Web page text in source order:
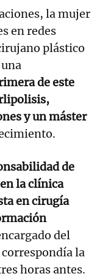
la mujer
en redes
plástico
de este
y un máster
de
la clínica
en cirugía
del
la
horas antes.